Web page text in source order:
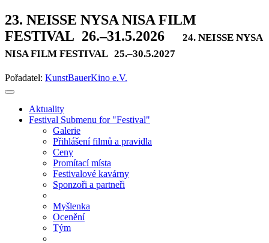
23. NEISSE NYSA NISA FILM
FESTIVAL 26.–31.5.2026
24. NEISSE NYSA
NISA FILM FESTIVAL 25.–30.5.2027
Pořadatel: KunstBauerKino e.V.
Aktuality
Festival Submenu for "Festival"
Galerie
Přihlášení filmů a pravidla
Ceny
Promítací místa
Festivalové kavárny
Sponzoři a partneři
Myšlenka
Ocenění
Tým